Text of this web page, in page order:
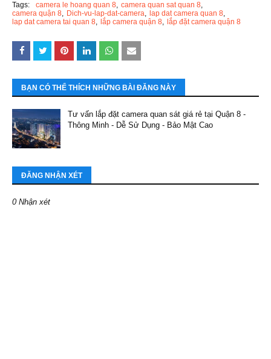
Tags: camera le hoang quan 8 camera quan sat quan 8
camera quận 8
Dich-vu-lap-dat-camera
lap dat camera quan 8
lap dat camera tai quan 8
lắp camera quận 8 lắp đặt camera quận 8
BẠN CÓ THỂ THÍCH NHỮNG BÀI ĐĂNG NÀY
Tư vấn lắp đặt camera quan sát giá rẻ tại Quận 8 -
Thông Minh - Dễ Sử Dụng - Bảo Mật Cao
ĐĂNG NHẬN XÉT
0 Nhận xét